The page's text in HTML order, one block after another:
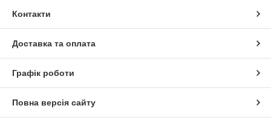
Контакти
Доставка та оплата
Графік роботи
Повна версія сайту